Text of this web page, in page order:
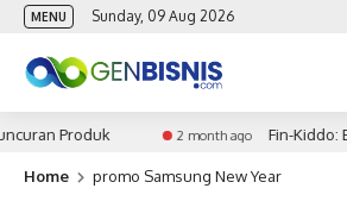
MENU Sunday, 09 Aug 2026
Produk 2 month ago Fin-Kiddo:
Home promo Samsung New Year